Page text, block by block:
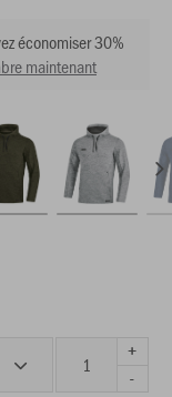
économiser 30%
maintenant
+
-